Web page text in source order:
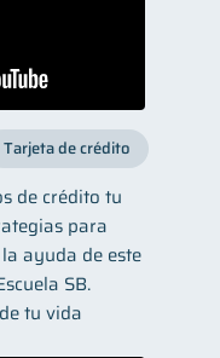
Tarjeta de crédito
de crédito tu
para
ayuda de este
SB.
tu vida